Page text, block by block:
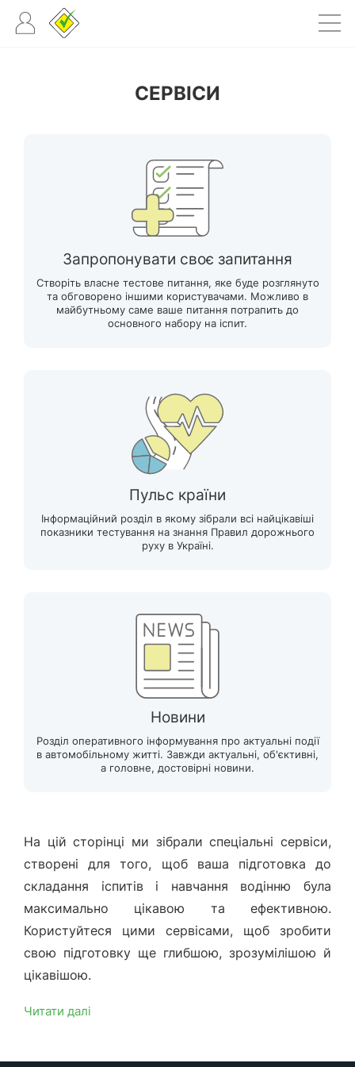
СЕРВІСИ
Запропонувати своє запитання
Створіть власне тестове питання, яке буде розглянуто
та обговорено іншими користувачами. Можливо в
майбутньому саме ваше питання потрапить до
основного набору на іспит.
Пульс країни
Інформаційний розділ в якому зібрали всі найцікавіші
показники тестування на знання Правил дорожнього
руху в Україні.
Новини
Розділ оперативного інформування про актуальні події
в автомобільному житті. Завжди актуальні, об'єктивні,
а головне, достовірні новини.
На цій сторінці ми зібрали спеціальні сервіси,
створені для того, щоб ваша підготовка до
складання іспитів і навчання водінню була
максимально цікавою та ефективною.
Користуйтеся цими сервісами, щоб зробити
свою підготовку ще глибшою, зрозумілішою й
цікавішою.
Читати далі